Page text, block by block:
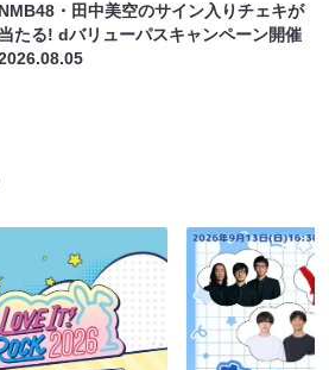
NMB48・田中美空のサイン入りチェキが
当たる! dバリューパスキャンペーン開催